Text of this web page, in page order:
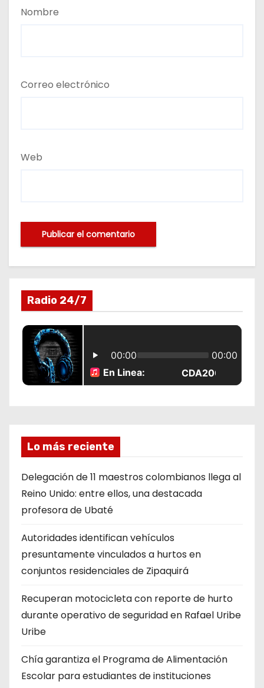
Nombre
Correo electrónico
Web
Radio 24/7
Lo más reciente
Delegación de 11 maestros colombianos llega al
Reino Unido: entre ellos, una destacada
profesora de Ubaté
Autoridades identifican vehículos
presuntamente vinculados a hurtos en
conjuntos residenciales de Zipaquirá
Recuperan motocicleta con reporte de hurto
durante operativo de seguridad en Rafael Uribe
Uribe
Chía garantiza el Programa de Alimentación
Escolar para estudiantes de instituciones